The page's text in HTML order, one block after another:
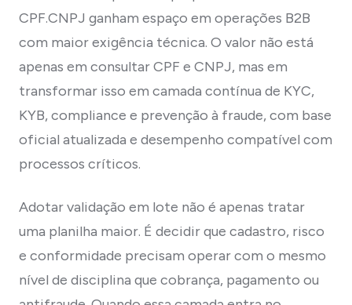
CPF.CNPJ ganham espaço em operações B2B
com maior exigência técnica. O valor não está
apenas em consultar CPF e CNPJ, mas em
transformar isso em camada contínua de KYC,
KYB, compliance e prevenção à fraude, com base
oficial atualizada e desempenho compatível com
processos críticos.
Adotar validação em lote não é apenas tratar
uma planilha maior. É decidir que cadastro, risco
e conformidade precisam operar com o mesmo
nível de disciplina que cobrança, pagamento ou